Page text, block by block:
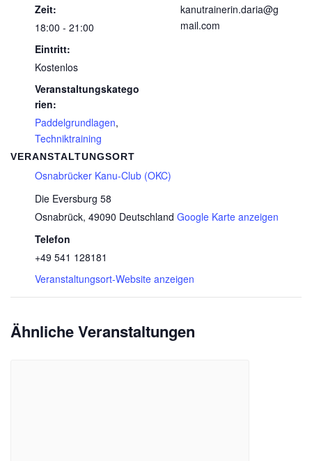
Zeit:
18:00 - 21:00
Eintritt:
Kostenlos
Veranstaltungskatego
rien:
Paddelgrundlagen,
Techniktraining
VERANSTALTUNGSORT
Osnabrücker Kanu-Club (OKC)
Die Eversburg 58
Osnabrück, 49090 Deutschland Google Karte anzeigen
Telefon
+49 541 128181
Veranstaltungsort-Website anzeigen
kanutrainerin.daria@g
mail.com
Ähnliche Veranstaltungen